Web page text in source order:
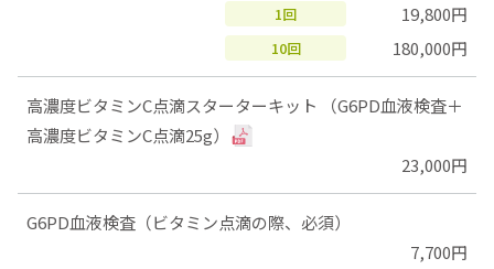
1回 19,800円
10回 180,000円
高濃度ビタミンC点滴スターターキット （G6PD血液検査＋
高濃度ビタミンC点滴25g）
23,000円
G6PD血液検査（ビタミン点滴の際、必須）
7,700円